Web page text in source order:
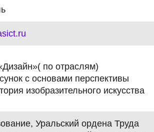
Информация для родителей
по отраслям)
с основами перспективы
изобразительного искусства
Уральский ордена Труда